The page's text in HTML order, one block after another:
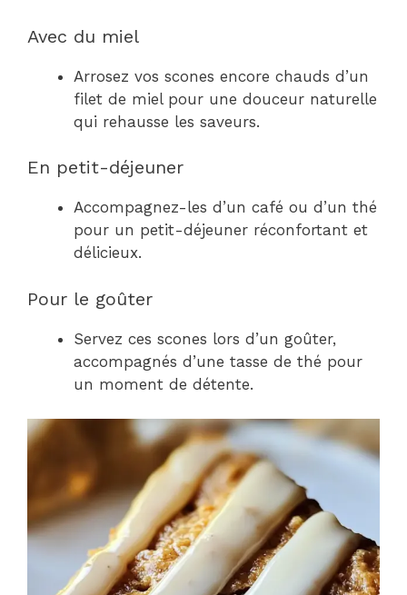
Avec du miel
Arrosez vos scones encore chauds d’un
filet de miel pour une douceur naturelle
qui rehausse les saveurs.
En petit-déjeuner
Accompagnez-les d’un café ou d’un thé
pour un petit-déjeuner réconfortant et
délicieux.
Pour le goûter
Servez ces scones lors d’un goûter,
accompagnés d’une tasse de thé pour
un moment de détente.